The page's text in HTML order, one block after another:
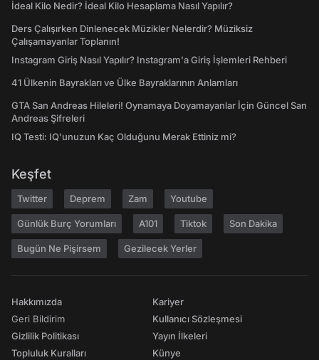
İdeal Kilo Nedir? İdeal Kilo Hesaplama Nasıl Yapılır?
Ders Çalışırken Dinlenecek Müzikler Nelerdir? Müziksiz
Çalışamayanlar Toplanın!
Instagram Giriş Nasıl Yapılır? Instagram'a Giriş İşlemleri Rehberi
41 Ülkenin Bayrakları ve Ülke Bayraklarının Anlamları
GTA San Andreas Hileleri! Oynamaya Doyamayanlar İçin Güncel San
Andreas Şifreleri
IQ Testi: IQ'unuzun Kaç Olduğunu Merak Ettiniz mi?
Keşfet
Twitter Deprem Zam Youtube
Günlük Burç Yorumları A101 Tiktok Son Dakika
Bugün Ne Pişirsem Gezilecek Yerler
Hakkımızda
Geri Bildirim
Gizlilik Politikası
Topluluk Kuralları
Kariyer
Kullanıcı Sözleşmesi
Yayın İlkeleri
Künye